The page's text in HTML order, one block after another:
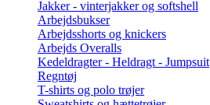
Jakker - vinterjakker og softshell
Arbejdsbukser
Arbejdsshorts og knickers
Arbejds Overalls
Kedeldragter - Heldragt - Jumpsuit
Regntøj
T-shirts og polo trøjer